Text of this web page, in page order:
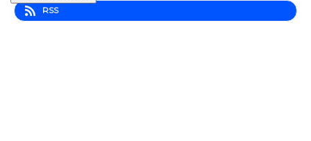
de se lancer les défis les plus originaux.
RSS